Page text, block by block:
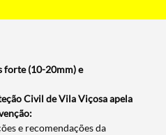
forte (10-20mm) e
Civil de Vila Viçosa apela
e recomendações da